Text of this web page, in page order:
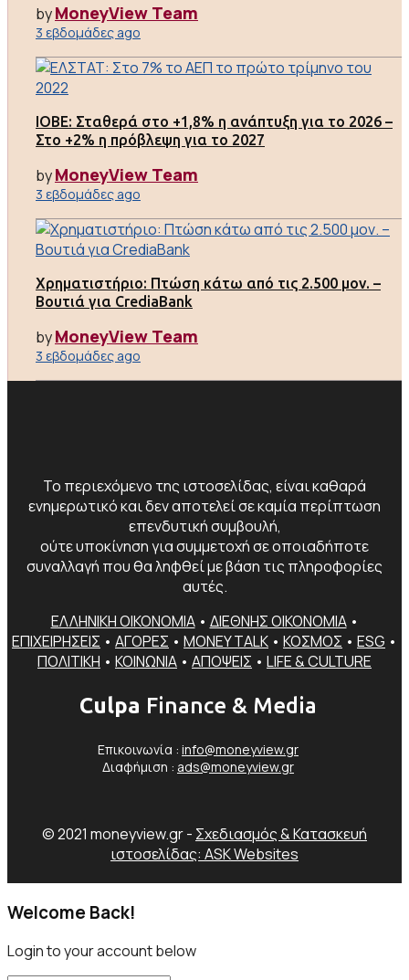
byMoneyView Team
3 εβδομάδες ago
ΙΟΒΕ: Σταθερά στο +1,8% η ανάπτυξη για το 2026 –
Στο +2% η πρόβλεψη για το 2027
byMoneyView Team
3 εβδομάδες ago
Χρηματιστήριο: Πτώση κάτω από τις 2.500 μον. –
Βουτιά για CrediaBank
byMoneyView Team
3 εβδομάδες ago
Το περιεχόμενο της ιστοσελίδας, είναι καθαρά
ενημερωτικό και δεν αποτελεί σε καμία περίπτωση
επενδυτική συμβουλή,
ούτε υποκίνηση για συμμετοχή σε οποιαδήποτε
συναλλαγή που θα ληφθεί με βάση τις πληροφορίες
αυτές.
ΕΛΛΗΝΙΚΗ ΟΙΚΟΝΟΜΙΑ• ΔΙΕΘΝΗΣ ΟΙΚΟΝΟΜΙΑ•
ΕΠΙΧΕΙΡΗΣΕΙΣ • ΑΓΟΡΕΣ • MONEY TALK • ΚΟΣΜΟΣ • ESG •
ΠΟΛΙΤΙΚΗ • ΚΟΙΝΩΝΙΑ • ΑΠΟΨΕΙΣ • LIFE & CULTURE
Culpa Finance & Media
Επικοινωνία : info@moneyview.gr
Διαφήμιση : ads@moneyview.gr
© 2021 moneyview.gr - Σχεδιασμός & Κατασκευή
ιστοσελίδας: ASK Websites
Welcome Back!
Login to your account below